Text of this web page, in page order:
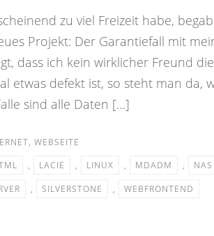
zu viel Freizeit habe,
Projekt: Der Garantiefall mit
dass ich kein wirklicher Freund
etwas defekt ist, so steht man da,
sind alle Daten […]
, WEBSEITE
, LACIE , LINUX , MDADM , NAS
, SILVERSTONE , WEBFRONTEND